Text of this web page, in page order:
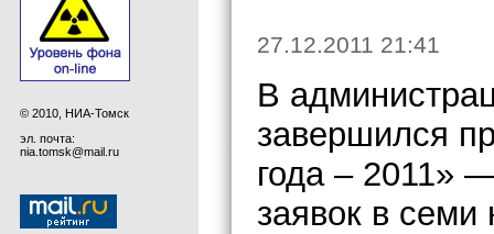
© 2010, НИА-Томск
эл. почта:
nia.tomsk@mail.ru
27.12.2011 21:41
В
завершился
года – 2011»
заявок в